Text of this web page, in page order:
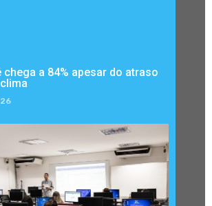
a 84% apesar do atraso